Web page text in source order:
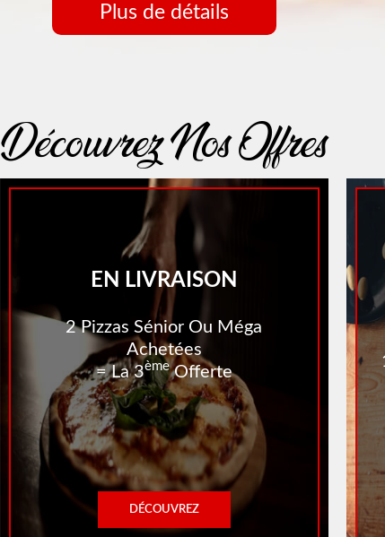
Plus de détails
Découvrez Nos Offres
EN LIVRAISON
2 Pizzas Sénior Ou Méga
Achetées
= La 3ÈmeOfferte
DÉCOUVREZ